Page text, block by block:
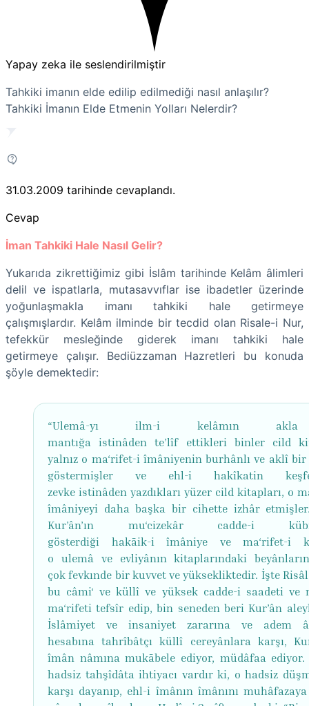
Yapay zeka ile seslendirilmiştir
Tahkiki imanın elde edilip edilmediği nasıl anlaşılır?
Tahkiki İmanın Elde Etmenin Yolları Nelerdir?
31.03.2009 tarihinde cevaplandı.
Cevap
İman Tahkiki Hale Nasıl Gelir?
Yukarıda zikrettiğimiz gibi İslâm tarihinde Kelâm âlimleri
delil ve ispatlarla, mutasavvıflar ise ibadetler üzerinde
yoğunlaşmakla imanı tahkiki hale getirmeye
çalışmışlardır. Kelâm ilminde bir tecdid olan Risale-i Nur,
tefekkür mesleğinde giderek imanı tahkiki hale
getirmeye çalışır. Bediüzzaman Hazretleri bu konuda
şöyle demektedir:
“Ulemâ-yı ilm-i kelâmın
mantığa istinâden te’lîf ettikleri binler cild
yalnız o ma‘rifet-i îmâniyenin burhânlı ve aklî
göstermişler ve ehl-i hakîkatin
zevke istinâden yazdıkları yüzer cild kitapları, o
îmâniyeyi daha başka bir cihette izhâr
Kur’ân’ın mu‘cizekâr cadde-i
gösterdiği hakāik-i îmâniye ve ma‘rifet-i
o ulemâ ve evliyânın kitaplarındaki
çok fevkınde bir kuvvet ve yüksekliktedir. İşte
bu câmi‘ ve küllî ve yüksek cadde-i saadeti ve
ma‘rifeti tefsîr edip, bin seneden beri Kur’ân
İslâmiyet ve insaniyet zararına ve adem
hesabına tahrîbâtçı küllî cereyânlara karşı,
îmân nâmına mukābele ediyor, müdâfaa ediyor.
hadsiz tahşîdâta ihtiyacı vardır ki, o hadsiz
karşı dayanıp, ehl-i îmânın îmânını muhâfazaya